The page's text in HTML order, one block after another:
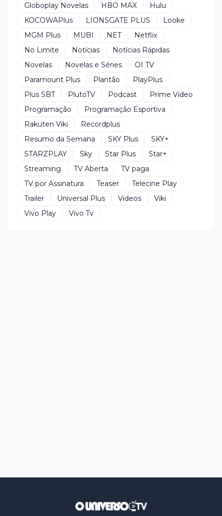
Globoplay Novelas
HBO MAX
Hulu
KOCOWAPlus
LIONSGATE PLUS
Looke
MGM Plus
MUBI NET
Netflix
No Limite
Notícias
Notícias Rápidas
Novelas
Novelas e Séries
OI TV
Paramount Plus
Plantão
PlayPlus
Plus SBT
PlutoTV Podcast
Prime Video
Programação
Programação Esportiva
Rakuten Viki
Recordplus
Resumo da Semana
SKY Plus
SKY+
STARZPLAY
Sky Star Plus
Star+
Streaming
TV Aberta
TV paga
TV por Assinatura
Teaser
Telecine Play
Trailer
Universal Plus Videos
Viki
Vivo Play
Vivo Tv